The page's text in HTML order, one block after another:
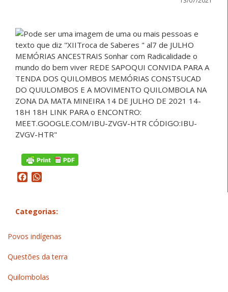
Facebook
Categorias:
Povos indígenas
Questões da terra
Quilombolas